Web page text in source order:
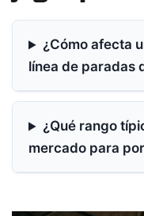
¿Cómo afecta
línea de paradas
¿Qué rango
mercado para